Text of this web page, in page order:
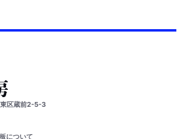
区蔵前2-5-3
について